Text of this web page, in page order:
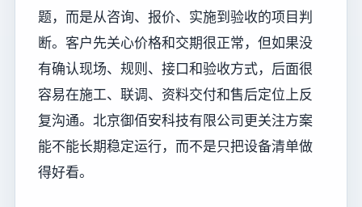
题，而是从咨询、报价、实施到验收的项目判
断。客户先关心价格和交期很正常，但如果没
有确认现场、规则、接口和验收方式，后面很
容易在施工、联调、资料交付和售后定位上反
复沟通。北京御佰安科技有限公司更关注方案
能不能长期稳定运行，而不是只把设备清单做
得好看。